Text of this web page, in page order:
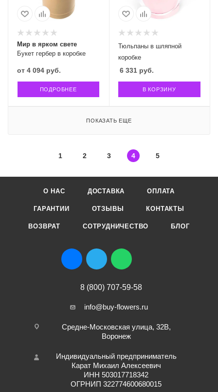
Букет гербер в коробке
Мир в ярком свете
от 4 094 руб.
ПОДРОБНЕЕ
Тюльпаны в шляпной
коробке
6 331руб.
В КОРЗИНУ
ПОКАЗАТЬ ЕЩЕ
1 2 3 4 5
О НАС ДОСТАВКА ОПЛАТА
ГАРАНТИИ ОТЗЫВЫ КОНТАКТЫ
ВОЗВРАТ СОТРУДНИЧЕСТВО БЛОГ
8 (800) 707-59-58
info@buy-flowers.ru
Средне-Московская улица, 32В,
Воронеж
Индивидуальный предприниматель
Карат Михаил Алексеевич
ИНН 503017718342
ОГРНИП 322774600680015